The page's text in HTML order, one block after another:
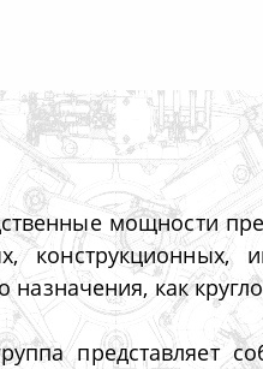
мощности
назначения, как
представляет